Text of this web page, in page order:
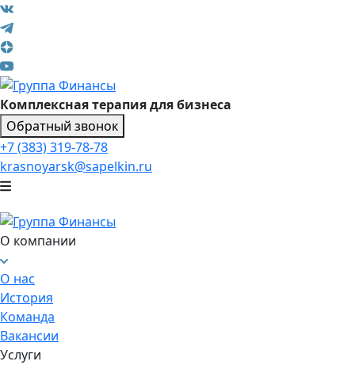
Комплексная терапия для бизнеса
Обратный звонок
+7 (383) 319-78-78
krasnoyarsk@sapelkin.ru
О компании
О нас
История
Команда
Вакансии
Услуги